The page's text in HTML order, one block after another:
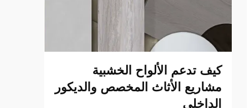
كيف تدعم الألواح الخشبية
مشاريع الأثاث المخصص والديكور
الداخلي